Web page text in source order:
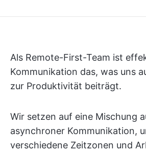
Als Remote-First-Team ist
Kommunikation das, was uns
zur Produktivität beiträgt.
Wir setzen auf eine Mischung
asynchroner Kommunikation,
verschiedene Zeitzonen und